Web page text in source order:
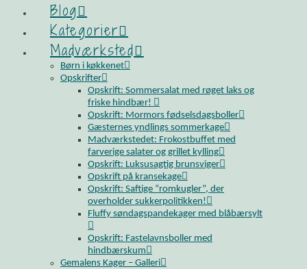
Blog
Kategorier
Madværksted
Børn i køkkenet
Opskrifter
Opskrift: Sommersalat med røget laks og
friske hindbær!
Opskrift: Mormors fødselsdagsboller
Gæsternes yndlings sommerkage
Madværkstedet: Frokostbuffet med
farverige salater og grillet kylling
Opskrift: Luksusagtig brunsviger
Opskrift på kransekage
Opskrift: Saftige “romkugler”, der
overholder sukkerpolitikken!
Fluffy søndagspandekager med blåbærsylt
Opskrift: Fastelavnsboller med
hindbærskum
Gemalens Kager – Galleri